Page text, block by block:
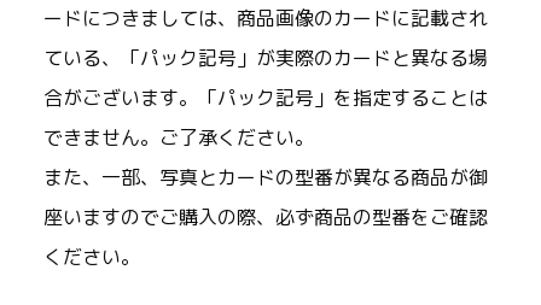
ードにつきましては、商品画像のカードに記載され
ている、「パック記号」が実際のカードと異なる場
合がございます。「パック記号」を指定することは
できません。ご了承ください。
また、一部、写真とカードの型番が異なる商品が御
座いますのでご購入の際、必ず商品の型番をご確認
ください。